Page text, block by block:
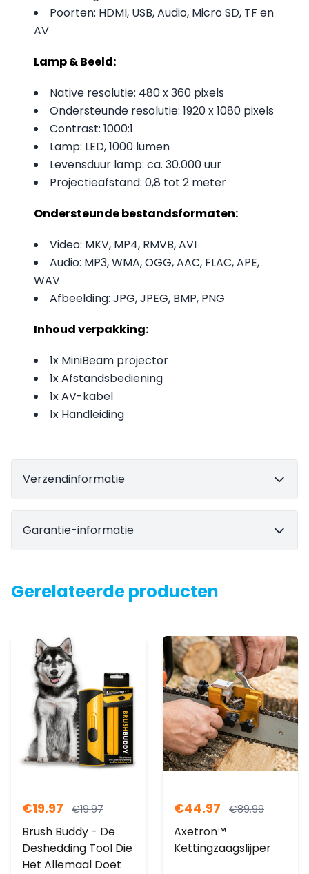
Poorten: HDMI, USB, Audio, Micro SD, TF en
AV
Lamp & Beeld:
Native resolutie: 480 x 360 pixels
Ondersteunde resolutie: 1920 x 1080 pixels
Contrast: 1000:1
Lamp: LED, 1000 lumen
Levensduur lamp: ca. 30.000 uur
Projectieafstand: 0,8 tot 2 meter
Ondersteunde bestandsformaten:
Video: MKV, MP4, RMVB, AVI
Audio: MP3, WMA, OGG, AAC, FLAC, APE,
WAV
Afbeelding: JPG, JPEG, BMP, PNG
Inhoud verpakking:
1x MiniBeam projector
1x Afstandsbediening
1x AV-kabel
1x Handleiding
Verzendinformatie
Garantie-informatie
Gerelateerde producten
€19.97 €19.97
Brush Buddy - De
Deshedding Tool Die
Het Allemaal Doet
€44.97 €89.99
Axetron™
Kettingzaagslijper